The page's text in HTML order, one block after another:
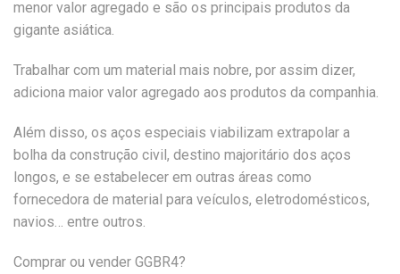
menor valor agregado e são os principais produtos da
gigante asiática.
Trabalhar com um material mais nobre, por assim dizer,
adiciona maior valor agregado aos produtos da companhia.
Além disso, os aços especiais viabilizam extrapolar a
bolha da construção civil, destino majoritário dos aços
longos, e se estabelecer em outras áreas como
fornecedora de material para veículos, eletrodomésticos,
navios… entre outros.
Comprar ou vender GGBR4?